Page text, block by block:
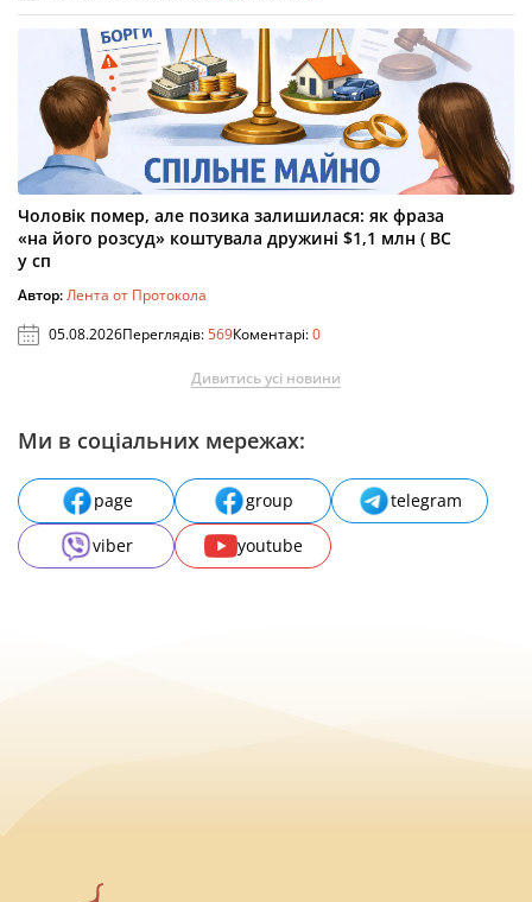
Чоловік помер, але позика залишилася: як фраза
«на його розсуд» коштувала дружині $1,1 млн ( ВС
у сп
Автор:Лента от Протокола
05.08.2026Переглядів:569Коментарі:0
Дивитись усі новини
Ми в соціальних мережах:
page group
telegram
viber
youtube